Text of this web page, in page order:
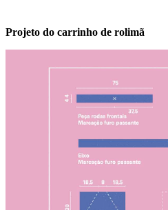
Projeto do carrinho de rolimã